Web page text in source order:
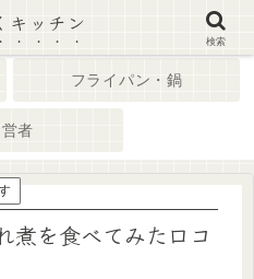
キッチン家電
フライパン・鍋
者
煮を食べてみた口コ
キッチン
検索